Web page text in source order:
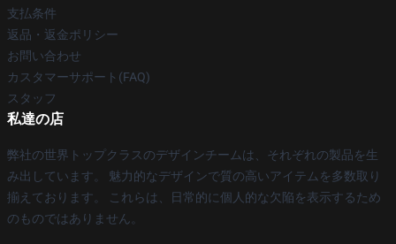
支払条件
返品・返金ポリシー
お問い合わせ
カスタマーサポート(FAQ)
スタッフ
私達の店
弊社の世界トップクラスのデザインチームは、それぞれの製品を生
み出しています。 魅力的なデザインで質の高いアイテムを多数取り
揃えております。 これらは、日常的に個人的な欠陥を表示するため
のものではありません。